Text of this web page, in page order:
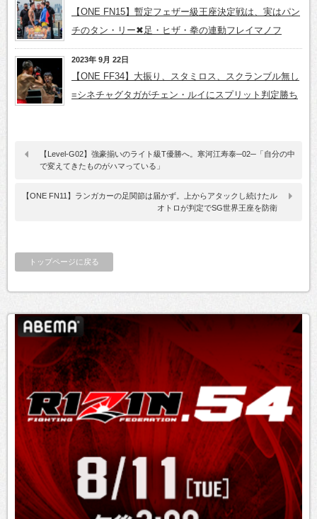
【ONE FN15】暫定フェザー級王座決定戦は、実はパン
チのタン・リー✖足・ヒザ・拳の連動フレイマノフ
2023年 9月 22日
【ONE FF34】大振り、スタミロス、スクランブル無し
=シネチャグタガがチェン・ルイにスプリット判定勝ち
【Level-G02】強豪揃いのライト級T優勝へ。寒河江寿泰─02─「自分の中
で変えてきたものがハマっている」
【ONE FN11】ランガカーの足関節は届かず。上からアタックし続けたル
オトロが判定でSG世界王座を防衛
トップページに戻る